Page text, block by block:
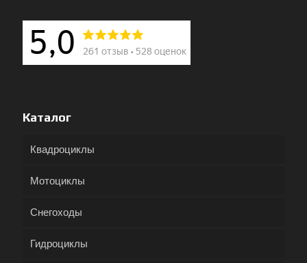
Каталог
Квадроциклы
Мотоциклы
Снегоходы
Гидроциклы